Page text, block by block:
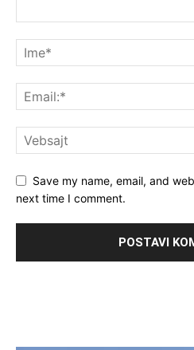
Save my name, email, and
next time I comment.